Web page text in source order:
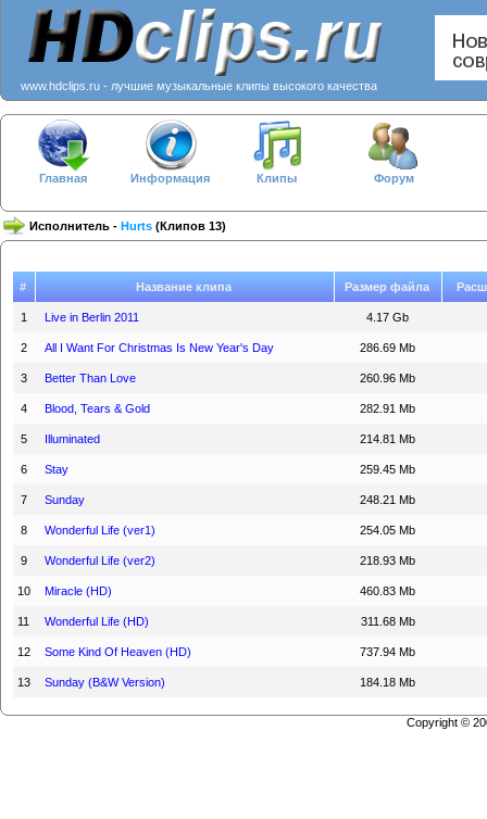
www.hdclips.ru - лучшие музыкальные клипы высокого качества
Главная Информация Клипы Форум
Исполнитель - Hurts (Клипов 13)
# Название клипа Размер файла
1 Live in Berlin 2011 4.17 Gb
2 All I Want For Christmas Is New Year's Day 286.69 Mb
3 Better Than Love 260.96 Mb
4 Blood, Tears & Gold 282.91 Mb
5 Illuminated 214.81 Mb
6 Stay 259.45 Mb
7 Sunday 248.21 Mb
8 Wonderful Life (ver1) 254.05 Mb
9 Wonderful Life (ver2) 218.93 Mb
10 Miracle (HD) 460.83 Mb
11 Wonderful Life (HD) 311.68 Mb
12 Some Kind Of Heaven (HD) 737.94 Mb
13 Sunday (B&W Version) 184.18 Mb
Copyright ©